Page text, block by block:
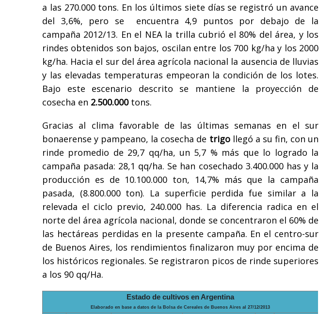
a las 270.000 tons. En los últimos siete días se registró un avance
del 3,6%, pero se encuentra 4,9 puntos por debajo de la
campaña 2012/13. En el NEA la trilla cubrió el 80% del área, y los
rindes obtenidos son bajos, oscilan entre los 700 kg/ha y los 2000
kg/ha. Hacia el sur del área agrícola nacional la ausencia de lluvias
y las elevadas temperaturas empeoran la condición de los lotes.
Bajo este escenario descrito se mantiene la proyección de
cosecha en 2.500.000tons.
Gracias al clima favorable de las últimas semanas en el sur
bonaerense y pampeano, la cosecha de trigollegó a su fin, con un
rinde promedio de 29,7 qq/ha, un 5,7 % más que lo logrado la
campaña pasada: 28,1 qq/ha. Se han cosechado 3.400.000 has y la
producción es de 10.100.000 ton, 14,7% más que la campaña
pasada, (8.800.000 ton). La superficie perdida fue similar a la
relevada el ciclo previo, 240.000 has. La diferencia radica en el
norte del área agrícola nacional, donde se concentraron el 60% de
las hectáreas perdidas en la presente campaña. En el centro-sur
de Buenos Aires, los rendimientos finalizaron muy por encima de
los históricos regionales. Se registraron picos de rinde superiores
a los 90 qq/Ha.
Estado de cultivos en Argentina
Elaborado en base a datos de la Bolsa de Cereales de Buenos Aires al 27/12/2013